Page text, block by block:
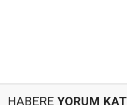
HABERE YORUM KAT